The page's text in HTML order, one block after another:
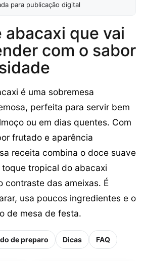
para publicação digital
abacaxi que vai
com o sabor
é uma sobremesa
perfeita para servir bem
ou em dias quentes. Com
frutado e aparência
receita combina o doce suave
tropical do abacaxi
contraste das ameixas. É
usa poucos ingredientes e o
de mesa de festa.
de preparo Dicas FAQ